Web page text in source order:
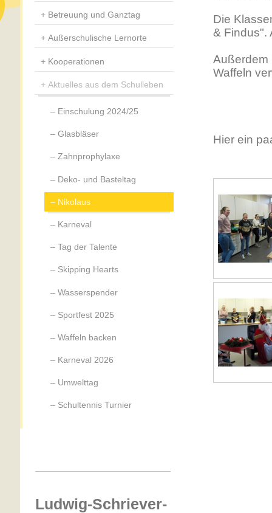
Die
& Findus".
Außerdem
Waffeln
Hier ein
Betreuung und Ganztag
Außerschulische Lernorte
Kooperationen
Aktuelles aus dem Schulleben
Einschulung 2024/25
Glasbläser
Zahnprophylaxe
Deko- und Basteltag
Nikolaus
Karneval
Tag der Talente
Skipping Hearts
Wasserspender
Sportfest 2025
Waffeln backen
Karneval 2026
Umwelttag
Schultennis Turnier
Ludwig-Schriever-